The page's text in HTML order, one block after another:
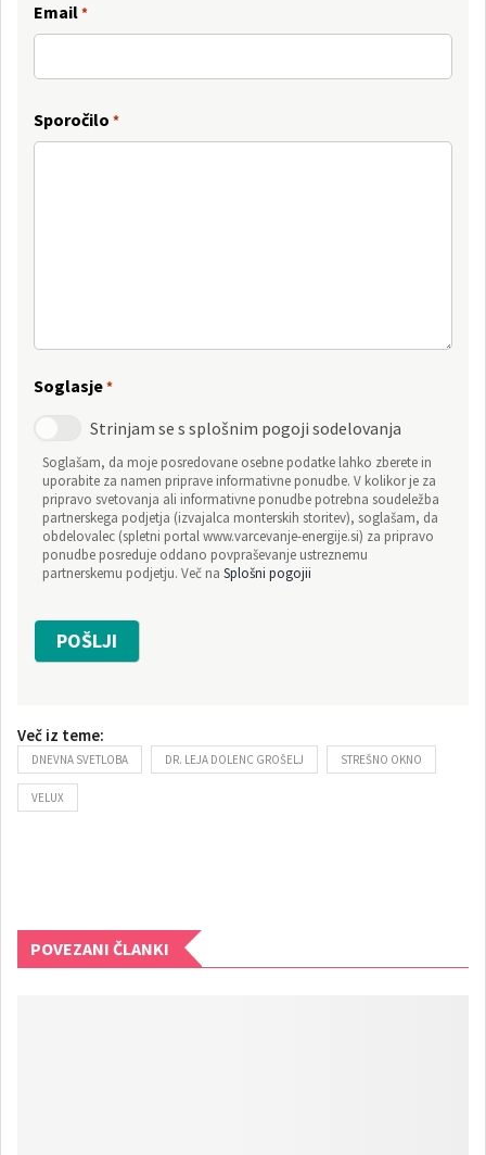
Email*
Sporočilo *
Soglasje*
Strinjam se s splošnim pogoji sodelovanja
Soglašam, da moje posredovane osebne podatke lahko zberete in
uporabite za namen priprave informativne ponudbe. V kolikor je za
pripravo svetovanja ali informativne ponudbe potrebna soudeležba
partnerskega podjetja (izvajalca monterskih storitev), soglašam, da
obdelovalec (spletni portal www.varcevanje-energije.si) za pripravo
ponudbe posreduje oddano povpraševanje ustreznemu
partnerskemu podjetju. Več na Splošni pogojii
Več iz teme:
DNEVNA SVETLOBA DR. LEJA DOLENC GROŠELJ STREŠNO OKNO
VELUX
POVEZANI ČLANKI